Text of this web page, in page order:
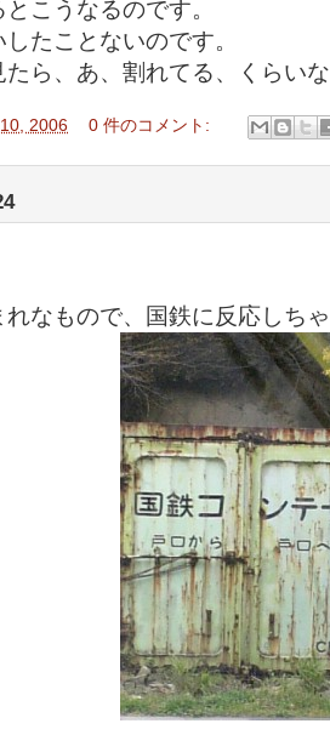
こうなるのです。
たことないのです。
たら、あ、割れてる、くらい
2006 0 件のコメント:
れなもので、国鉄に反応しち